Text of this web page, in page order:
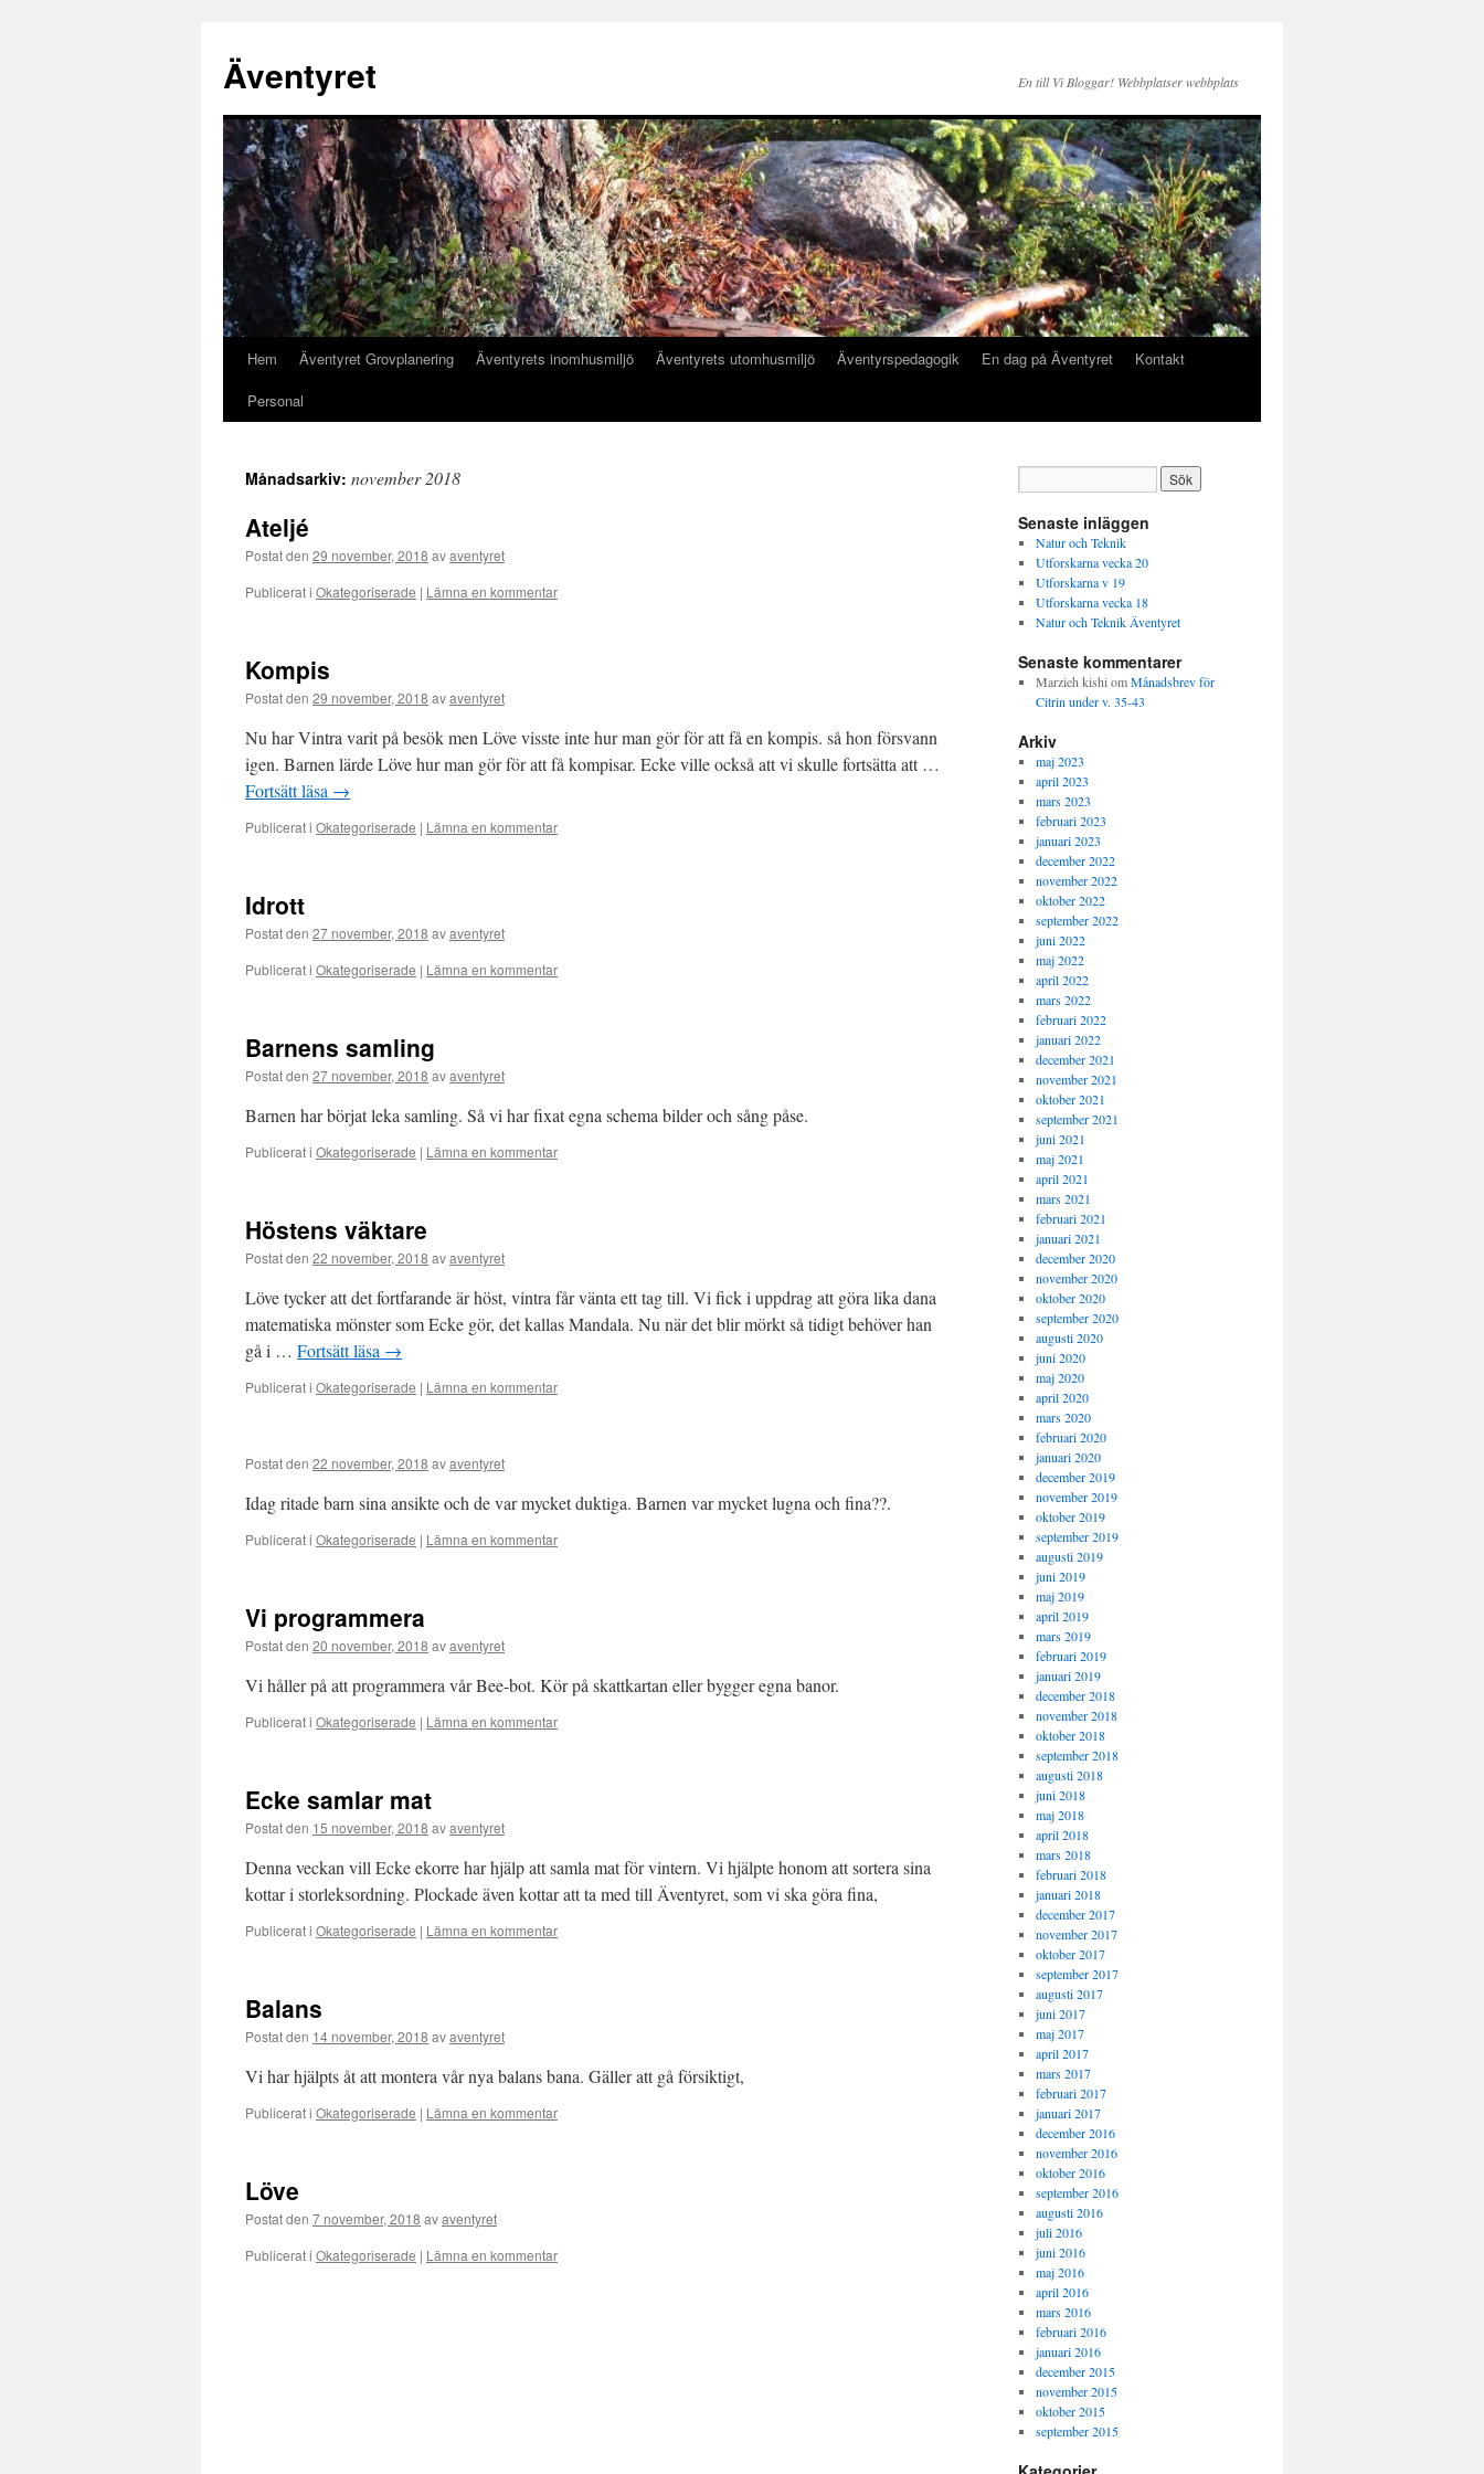
Äventyret En till Vi Bloggar! Webbplatser webbplats
Hoppa
Hem Äventyret Grovplanering Äventyrets inomhusmiljö Äventyrets utomhusmiljö Äventyrspedagogik En dag på Äventyret
Kontakt
Personal
Månadsarkiv: november 2018
Ateljé
Postat den 29 november, 2018 avaventyret
Publicerat i Okategoriserade | Lämna en kommentar
Kompis
Postat den 29 november, 2018 avaventyret
Nu har Vintra varit på besök men Löve visste inte hur man gör för att få en kompis. så hon försvann
igen. Barnen lärde Löve hur man gör för att få kompisar. Ecke ville också att vi skulle fortsätta att …
Fortsätt läsa →
Publicerat i Okategoriserade | Lämna en kommentar
Idrott
Postat den 27 november, 2018 avaventyret
Publicerat i Okategoriserade | Lämna en kommentar
Barnens samling
Postat den 27 november, 2018 avaventyret
Barnen har börjat leka samling. Så vi har fixat egna schema bilder och sång påse.
Publicerat i Okategoriserade | Lämna en kommentar
Höstens väktare
Postat den 22 november, 2018 avaventyret
Löve tycker att det fortfarande är höst, vintra får vänta ett tag till. Vi fick i uppdrag att göra lika dana
matematiska mönster som Ecke gör, det kallas Mandala. Nu när det blir mörkt så tidigt behöver han
gå i … Fortsätt läsa →
Publicerat i Okategoriserade | Lämna en kommentar
Postat den 22 november, 2018 avaventyret
Idag ritade barn sina ansikte och de var mycket duktiga. Barnen var mycket lugna och fina??.
Publicerat i Okategoriserade | Lämna en kommentar
Vi programmera
Postat den 20 november, 2018 avaventyret
Vi håller på att programmera vår Bee-bot. Kör på skattkartan eller bygger egna banor.
Publicerat i Okategoriserade | Lämna en kommentar
Ecke samlar mat
Postat den 15 november, 2018 avaventyret
Denna veckan vill Ecke ekorre har hjälp att samla mat för vintern. Vi hjälpte honom att sortera sina
kottar i storleksordning. Plockade även kottar att ta med till Äventyret, som vi ska göra fina,
Publicerat i Okategoriserade | Lämna en kommentar
Balans
Postat den 14 november, 2018 avaventyret
Vi har hjälpts åt att montera vår nya balans bana. Gäller att gå försiktigt,
Publicerat i Okategoriserade | Lämna en kommentar
Löve
Postat den 7 november, 2018 avaventyret
Publicerat i Okategoriserade | Lämna en kommentar
Senaste inläggen
Natur och Teknik
Utforskarna vecka 20
Utforskarna v 19
Utforskarna vecka 18
Natur och Teknik Äventyret
Senaste kommentarer
Marzieh kishi omMånadsbrev för
Citrin under v. 35-43
Arkiv
maj 2023
april 2023
mars 2023
februari 2023
januari 2023
december 2022
november 2022
oktober 2022
september 2022
juni 2022
maj 2022
april 2022
mars 2022
februari 2022
januari 2022
december 2021
november 2021
oktober 2021
september 2021
juni 2021
maj 2021
april 2021
mars 2021
februari 2021
januari 2021
december 2020
november 2020
oktober 2020
september 2020
augusti 2020
juni 2020
maj 2020
april 2020
mars 2020
februari 2020
januari 2020
december 2019
november 2019
oktober 2019
september 2019
augusti 2019
juni 2019
maj 2019
april 2019
mars 2019
februari 2019
januari 2019
december 2018
november 2018
oktober 2018
september 2018
augusti 2018
juni 2018
maj 2018
april 2018
mars 2018
februari 2018
januari 2018
december 2017
november 2017
oktober 2017
september 2017
augusti 2017
juni 2017
maj 2017
april 2017
mars 2017
februari 2017
januari 2017
december 2016
november 2016
oktober 2016
september 2016
augusti 2016
juli 2016
juni 2016
maj 2016
april 2016
mars 2016
februari 2016
januari 2016
december 2015
november 2015
oktober 2015
september 2015